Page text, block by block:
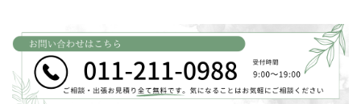
白老町不用品回収 長万部町不用品回収